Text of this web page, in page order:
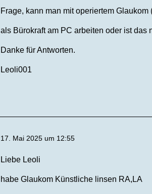
Frage, kann man mit operiertem
als Bürokraft am PC arbeiten oder ist das
Danke für Antworten.
Leoli001
17. Mai 2025 um 12:55
Liebe Leoli
habe Glaukom Künstliche linsen RA,LA